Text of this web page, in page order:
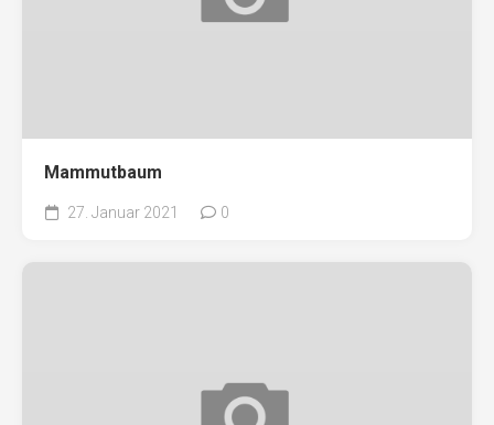
Mammutbaum
27. Januar 2021 0